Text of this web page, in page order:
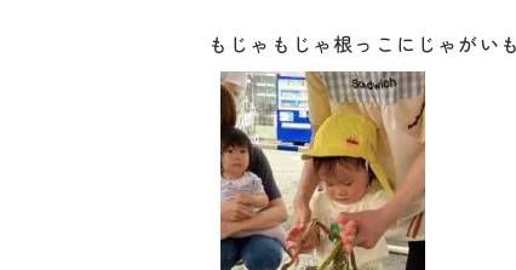
もじゃもじゃ根っこにじゃがい